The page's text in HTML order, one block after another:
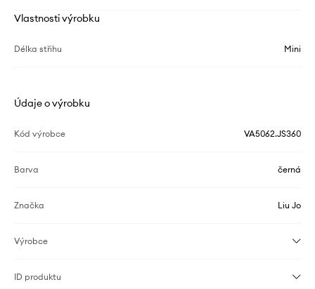
Vlastnosti výrobku
Délka střihu Mini
Údaje o výrobku
Kód výrobce VA5062.JS360
Barva černá
Značka Liu Jo
Výrobce
ID produktu